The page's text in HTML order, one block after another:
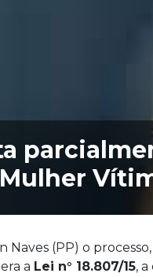
Naves (PP) o
a Lei n° 18.807/15,